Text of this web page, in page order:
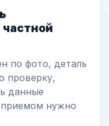
частной
по фото, деталь
проверку,
данные
приемом нужно